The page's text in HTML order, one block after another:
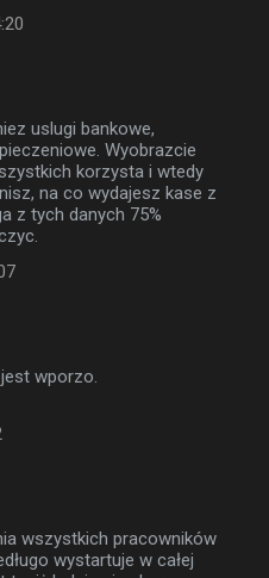
uslugi bankowe,
Wyobrazcie
korzysta i wtedy
na co wydajesz kase z
z tych danych 75%
wporzo.
wszystkich pracowników
wystartuje w całej